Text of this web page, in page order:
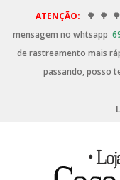
ATENÇÃO: 🌳 🌳 🌳
mensagem no whtsapp
de rastreamento mais
passando, posso